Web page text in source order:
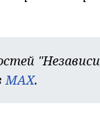
MAX.